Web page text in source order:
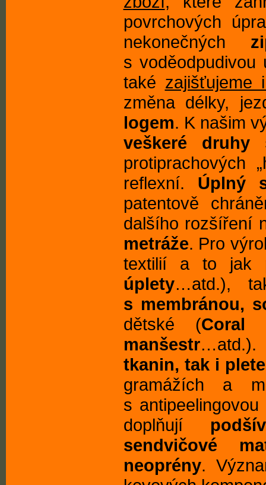
povrchových
nekonečných
s voděodpudivou
také zajišťujeme
změna délky,
logem. K našim
veškeré druhy
protiprachových
reflexní. Úplný
patentově
dalšího rozšíření
metráže. Pro
textilií a to jak
úplety…atd.),
s membránou,
dětské (Coral
manšestr…atd.).
tkanin, tak i
gramážích a
s
doplňují
sendvičové
neoprény.